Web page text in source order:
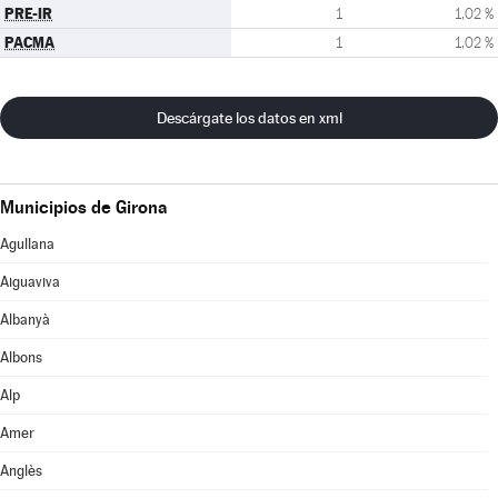
PRE-IR 1 1,02 %
PACMA 1 1,02 %
Descárgate los datos en xml
Municipios de Girona
Agullana
Aiguaviva
Albanyà
Albons
Alp
Amer
Anglès